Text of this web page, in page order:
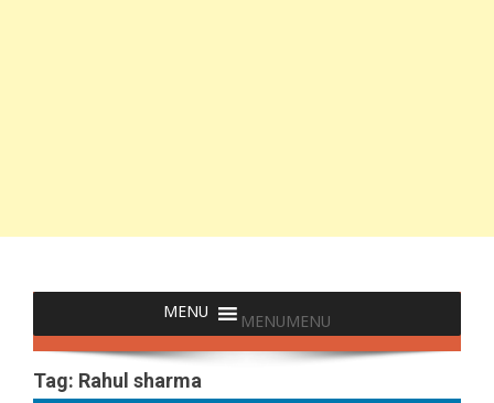
MENUMENU
Tag: Rahul sharma